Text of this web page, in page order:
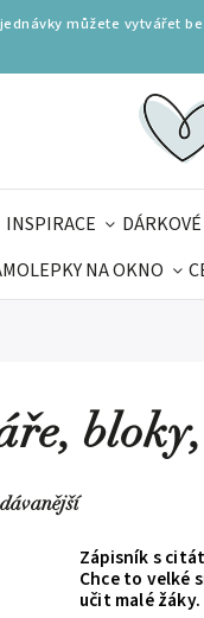
můžete vytvářet
INSPIRACE
NA OKNO
Zápisník s
Chce to velké
učit malé žáky.